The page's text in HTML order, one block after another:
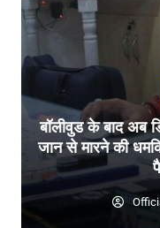
बॉलीवुड के बाद अब
जान से मारने की